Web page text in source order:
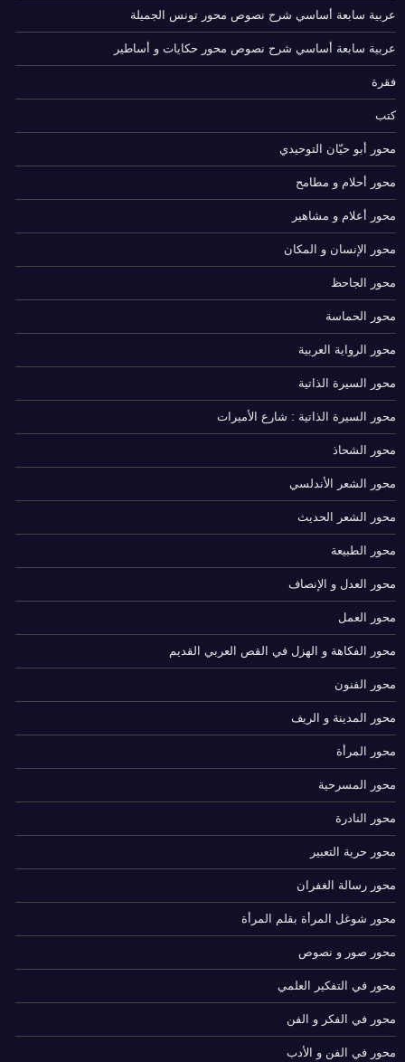
عربية سابعة أساسي شرح نصوص محور تونس الجميلة
عربية سابعة أساسي شرح نصوص محور حكايات و أساطير
فقرة
كتب
محور أبو حيّان التوحيدي
محور أحلام و مطامح
محور أعلام و مشاهير
محور الإنسان و المكان
محور الجاحظ
محور الحماسة
محور الرواية العربية
محور السيرة الذاتية
محور السيرة الذاتية : شارع الأميرات
محور الشحاذ
محور الشعر الأندلسي
محور الشعر الحديث
محور الطبيعة
محور العدل و الإنصاف
محور العمل
محور الفكاهة و الهزل في القص العربي القديم
محور الفنون
محور المدينة و الريف
محور المرأة
محور المسرحية
محور النادرة
محور حرية التعبير
محور رسالة الغفران
محور شوغل المرأة بقلم المرأة
محور صور و نصوص
محور في التفكير العلمي
محور في الفكر و الفن
محور في الفن و الأدب